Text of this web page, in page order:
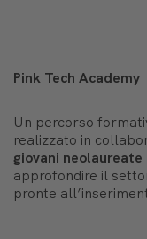
Pink Tech Academy
Un percorso
realizzato in
giovani neolaureate
approfondire il
pronte